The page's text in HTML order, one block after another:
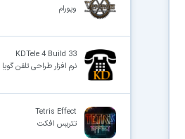
وپورام
KDTele 4 Build 33
نرم افزار طراحی تلفن
Tetris Effect
تتریس افکت